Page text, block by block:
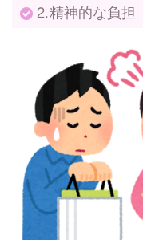
⒉精神的な負担